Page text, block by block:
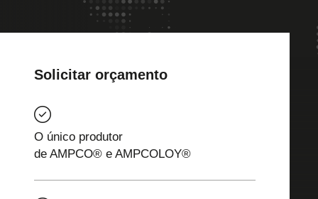
Solicitar orçamento
O único produtor
de AMPCO® e AMPCOLOY®